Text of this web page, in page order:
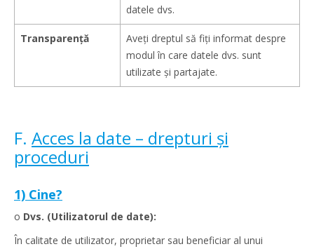
datele dvs.
Transparenţă
Aveți dreptul să fiți informat despre
modul în care datele dvs. sunt
utilizate și partajate.
F. Acces la date – drepturi și
proceduri
1) Cine?
o Dvs. (Utilizatorul de date):
În calitate de utilizator, proprietar sau beneficiar al unui